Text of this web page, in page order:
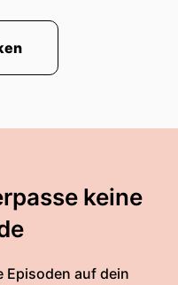
keine
Episoden auf dein